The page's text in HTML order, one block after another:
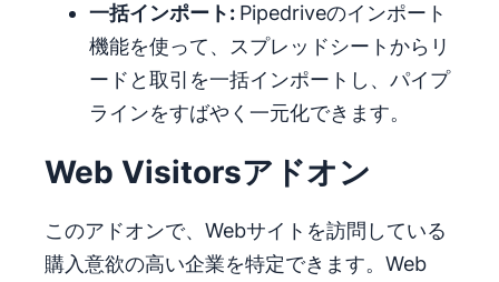
一括インポート: Pipedriveのインポート
機能を使って、スプレッドシートからリ
ードと取引を一括インポートし、パイプ
ラインをすばやく一元化できます。
Web Visitorsアドオン
このアドオンで、Webサイトを訪問している
購入意欲の高い企業を特定できます。Web